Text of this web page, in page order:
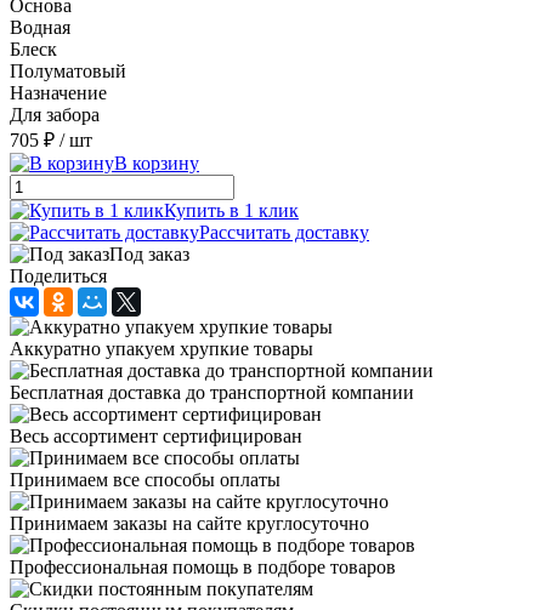
Основа
Водная
Блеск
Полуматовый
Назначение
Для забора
705 ₽ / шт
В корзину
Купить в 1 клик
Рассчитать доставку
Под заказ
Поделиться
Аккуратно упакуем хрупкие товары
Бесплатная доставка до транспортной компании
Весь ассортимент сертифицирован
Принимаем все способы оплаты
Принимаем заказы на сайте круглосуточно
Профессиональная помощь в подборе товаров